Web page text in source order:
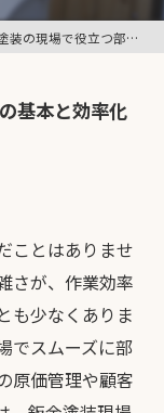
で役立つ部品管理の基本と効率化テクニック徹底解説
基本と効率化
ことはありませ
さが、作業効率
も少なくありま
でスムーズに部
原価管理や顧客